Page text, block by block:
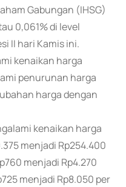
Gabungan (IHSG)
0,061% di level
II hari Kamis ini.
kenaikan harga
penurunan harga
harga dengan
kenaikan harga
menjadi Rp254.400
menjadi Rp4.270
menjadi Rp8.050 per